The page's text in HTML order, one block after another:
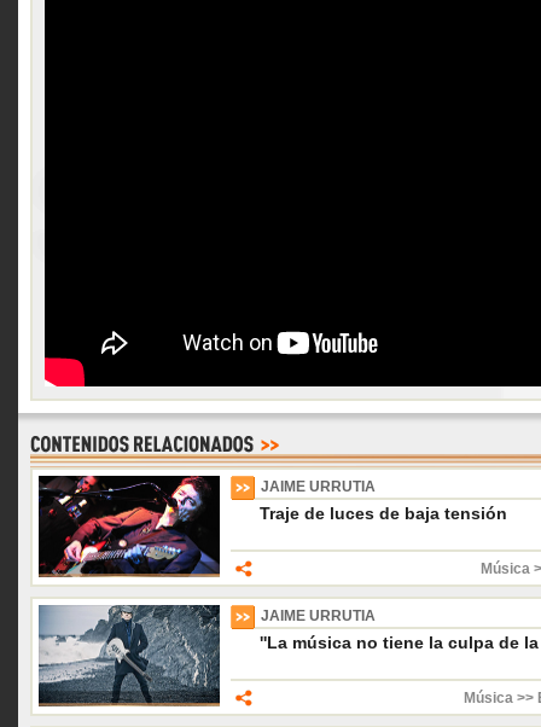
JAIME URRUTIA
Traje de luces de baja tensión
Música
JAIME URRUTIA
''La música no tiene la culpa de
Música >>